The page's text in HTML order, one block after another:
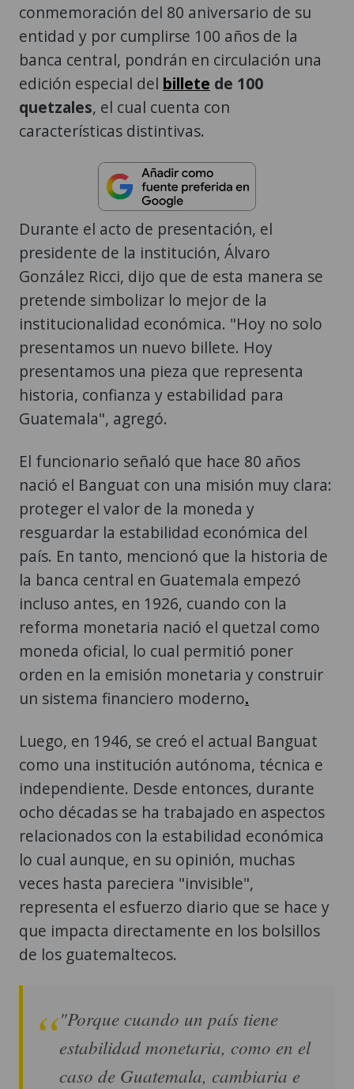
conmemoración del 80 aniversario de su
entidad y por cumplirse 100 años de la
banca central, pondrán en circulación una
edición especial del billete de 100
quetzales, el cual cuenta con
características distintivas.
Durante el acto de presentación, el
presidente de la institución, Álvaro
González Ricci, dijo que de esta manera se
pretende simbolizar lo mejor de la
institucionalidad económica. "Hoy no solo
presentamos un nuevo billete. Hoy
presentamos una pieza que representa
historia, confianza y estabilidad para
Guatemala", agregó.
El funcionario señaló que hace 80 años
nació el Banguat con una misión muy clara:
proteger el valor de la moneda y
resguardar la estabilidad económica del
país. En tanto, mencionó que la historia de
la banca central en Guatemala empezó
incluso antes, en 1926, cuando con la
reforma monetaria nació el quetzal como
moneda oficial, lo cual permitió poner
orden en la emisión monetaria y construir
un sistema financiero moderno.
Luego, en 1946, se creó el actual Banguat
como una institución autónoma, técnica e
independiente. Desde entonces, durante
ocho décadas se ha trabajado en aspectos
relacionados con la estabilidad económica
lo cual aunque, en su opinión, muchas
veces hasta pareciera "invisible",
representa el esfuerzo diario que se hace y
que impacta directamente en los bolsillos
de los guatemaltecos.
"Porque cuando un país tiene
estabilidad monetaria, como en el
caso de Guatemala, cambiaria e